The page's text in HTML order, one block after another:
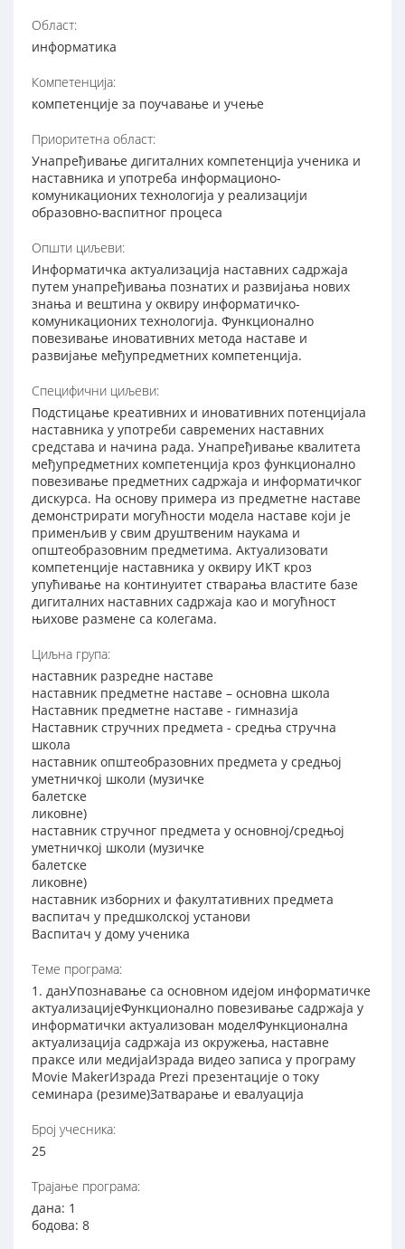
Област:
информатика
Компетенција:
компетенције за поучавање и учење
Приоритетна област:
Унапређивање дигиталних компетенција ученика и
наставника и употреба информационо-
комуникационих технологија у реализацији
образовно-васпитног процеса
Општи циљеви:
Информатичка актуализација наставних садржаја
путем унапређивања познатих и развијања нових
знања и вештина у оквиру информатичко-
комуникационих технологија. Функционално
повезивање иновативних метода наставе и
развијање међупредметних компетенција.
Специфични циљеви:
Подстицање креативних и иновативних потенцијала
наставника у употреби савремених наставних
средстава и начина рада. Унапређивање квалитета
међупредметних компетенција кроз функционално
повезивање предметних садржаја и информатичког
дискурса. На основу примера из предметне наставе
демонстрирати могућности модела наставе који је
применљив у свим друштвеним наукама и
општеобразовним предметима. Актуализовати
компетенције наставника у оквиру ИКТ кроз
упућивање на континуитет стварања властите базе
дигиталних наставних садржаја као и могућност
њихове размене са колегама.
Циљна група:
наставник разредне наставе
наставник предметне наставе – основна школа
Наставник предметне наставе - гимназија
Наставник стручних предмета - средња стручна
школа
наставник општеобразовних предмета у средњој
уметничкој школи (музичке
балетске
ликовне)
наставник стручног предмета у основној/средњој
уметничкој школи (музичке
балетске
ликовне)
наставник изборних и факултативних предмета
васпитач у предшколској установи
Васпитач у дому ученика
Теме програма:
1. данУпознавање са основном идејом информатичке
актуализацијеФункционално повезивање садржаја у
информатички актуализован моделФункционална
актуализација садржаја из окружења, наставне
праксе или медијаИзрада видео записа у програму
Movie MakerИзрада Prezi презентације о току
семинара (резиме)Затварање и евалуација
Број учесника:
25
Трајање програма:
дана: 1
бодова: 8